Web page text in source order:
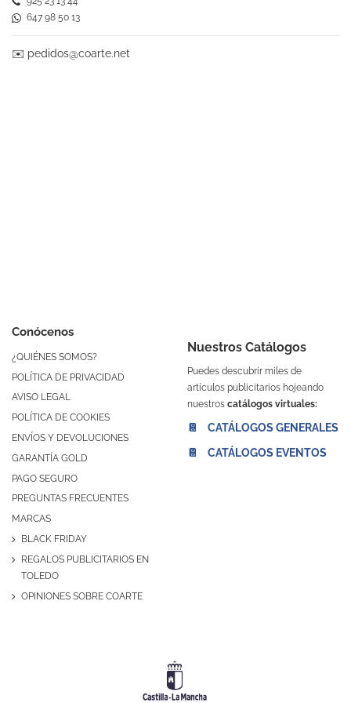
Conócenos
¿QUIÉNES SOMOS?
POLÍTICA DE PRIVACIDAD
AVISO LEGAL
POLÍTICA DE COOKIES
ENVÍOS Y DEVOLUCIONES
GARANTÍA GOLD
PAGO SEGURO
PREGUNTAS FRECUENTES
MARCAS
BLACK FRIDAY
REGALOS PUBLICITARIOS EN
TOLEDO
OPINIONES SOBRE COARTE
Nuestros Catálogos
Puedes descubrir miles de
artículos publicitarios hojeando
nuestros catálogos virtuales:
📔 CATÁLOGOS GENERALES
📔 CATÁLOGOS EVENTOS
647 98 50 13
✉️ pedidos@coarte.net